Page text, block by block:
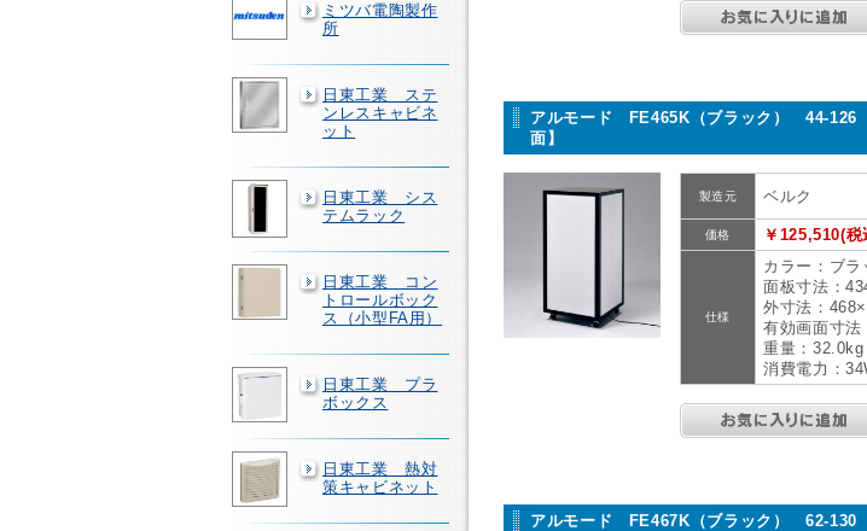
ミツバ電陶製作
所
日東工業 ステ
ンレスキャビネ
ット
日東工業 シス
テムラック
日東工業 コン
トロールボック
ス（小型FA用）
日東工業 プラ
ボックス
日東工業 熱対
策キャビネット
アルモード FE465K（ブラック） 44-
面】
製造元 ベルク
価格 ￥125,510(税
仕様
カラー：ブラ
面板寸法：
外寸法：
有効画面寸
重量：32.0kg
消費電力：
アルモード FE467K（ブラック） 62-130